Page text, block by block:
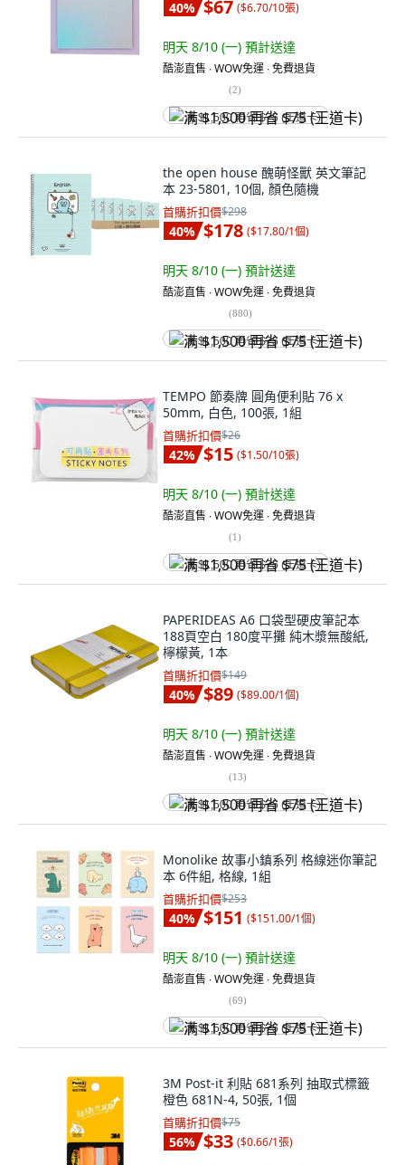
40% $67 ($6.70/10張)
明天 8/10 (一) 預計送達
酷澎直售 ∙ WOW免運 ∙ 免費退貨
(2)
满 $1,500 再省 $75 (王道卡)
the open house 醜萌怪獸 英文筆記
本 23-5801, 10個, 顏色隨機
首購折扣價$298
40% $178 ($17.80/1個)
明天 8/10 (一) 預計送達
酷澎直售 ∙ WOW免運 ∙ 免費退貨
(880)
满 $1,500 再省 $75 (王道卡)
TEMPO 節奏牌 圓角便利貼 76 x
50mm, 白色, 100張, 1組
首購折扣價$26
42% $15 ($1.50/10張)
明天 8/10 (一) 預計送達
酷澎直售 ∙ WOW免運 ∙ 免費退貨
(1)
满 $1,500 再省 $75 (王道卡)
PAPERIDEAS A6 口袋型硬皮筆記本
188頁空白 180度平攤 純木漿無酸紙,
檸檬黃, 1本
首購折扣價$149
40% $89 ($89.00/1個)
明天 8/10 (一) 預計送達
酷澎直售 ∙ WOW免運 ∙ 免費退貨
(13)
满 $1,500 再省 $75 (王道卡)
Monolike 故事小鎮系列 格線迷你筆記
本 6件組, 格線, 1組
首購折扣價$253
40% $151 ($151.00/1個)
明天 8/10 (一) 預計送達
酷澎直售 ∙ WOW免運 ∙ 免費退貨
(69)
满 $1,500 再省 $75 (王道卡)
3M Post-it 利貼 681系列 抽取式標籤
橙色 681N-4, 50張, 1個
首購折扣價$75
56% $33 ($0.66/1張)